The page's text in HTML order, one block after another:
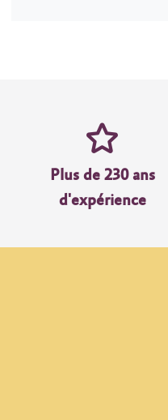
Plus de 230 ans
d'expérience